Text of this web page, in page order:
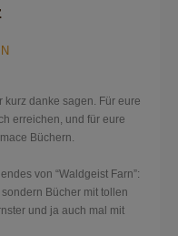
kurz danke sagen. Für eure
erreichen, und für eure
Büchern.
von “Waldgeist Farn”:
sondern Bücher mit tollen
und ja auch mal mit